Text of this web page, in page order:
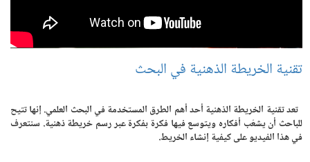
تقنية الخريطة الذهنية في البحث
تعد تقنية الخريطة الذهنية أحد أهم الطرق المستخدمة في البحث العلمي. إنها تتيح
للباحث أن يشعّب أفكاره ويتوسع فيها فكرة بفكرة عبر رسم خريطة ذهنية. سنتعرف
في هذا الفيديو على كيفية إنشاء الخريط.